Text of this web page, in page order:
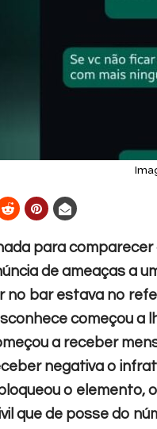
para
de ameaças a
no bar estava no
começou a
a receber
negativa o
o
que de posse do